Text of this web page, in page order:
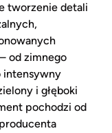
tworzenie detali
od zimnego
intensywny
i głęboki
pochodzi od